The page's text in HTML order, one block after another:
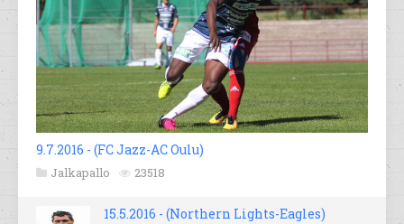
9.7.2016 - (FC Jazz-AC Oulu)
Jalkapallo 23518
15.5.2016 - (Northern Lights-Eagles)